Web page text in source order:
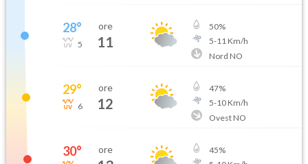
28°
5
ore
11
50%
5-11Km/h
Nord NO
29°
6
ore
12
47%
5-10Km/h
Ovest NO
30° ore 45%